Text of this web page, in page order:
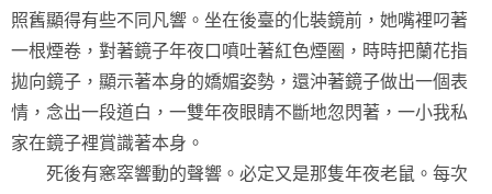
照舊顯得有些不同凡響。坐在後臺的化裝鏡前，她嘴裡叼著
一根煙卷，對著鏡子年夜口噴吐著紅色煙圈，時時把蘭花指
拋向鏡子，顯示著本身的嬌媚姿勢，還沖著鏡子做出一個表
情，念出一段道白，一雙年夜眼睛不斷地忽閃著，一小我私
家在鏡子裡賞識著本身。
死後有窸窣響動的聲響。必定又是那隻年夜老鼠。每次